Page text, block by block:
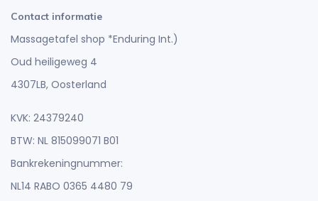
Contact informatie
Massagetafel shop *Enduring Int.)
Oud heiligeweg 4
4307LB, Oosterland
KVK: 24379240
BTW: NL 815099071 B01
Bankrekeningnummer:
NL14 RABO 0365 4480 79